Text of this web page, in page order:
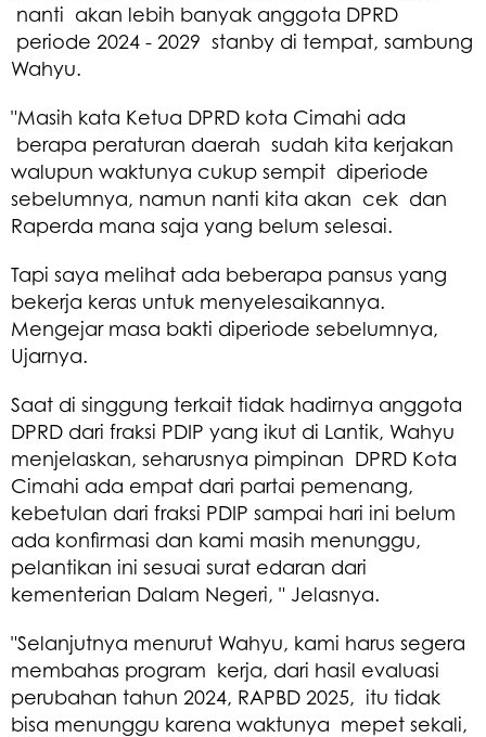
nanti akan lebih banyak anggota DPRD
periode 2024 - 2029 stanby di tempat, sambung
Wahyu.
"Masih kata Ketua DPRD kota Cimahi ada
berapa peraturan daerah sudah kita kerjakan
walupun waktunya cukup sempit diperiode
sebelumnya, namun nanti kita akan cek dan
Raperda mana saja yang belum selesai.
Tapi saya melihat ada beberapa pansus yang
bekerja keras untuk menyelesaikannya.
Mengejar masa bakti diperiode sebelumnya,
Ujarnya.
Saat di singgung terkait tidak hadirnya anggota
DPRD dari fraksi PDIP yang ikut di Lantik, Wahyu
menjelaskan, seharusnya pimpinan DPRD Kota
Cimahi ada empat dari partai pemenang,
kebetulan dari fraksi PDIP sampai hari ini belum
ada konfirmasi dan kami masih menunggu,
pelantikan ini sesuai surat edaran dari
kementerian Dalam Negeri, " Jelasnya.
"Selanjutnya menurut Wahyu, kami harus segera
membahas program kerja, dari hasil evaluasi
perubahan tahun 2024, RAPBD 2025, itu tidak
bisa menunggu karena waktunya mepet sekali,